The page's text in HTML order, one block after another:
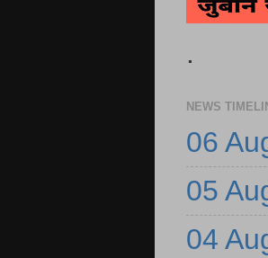
.
NEWS
06
05
04